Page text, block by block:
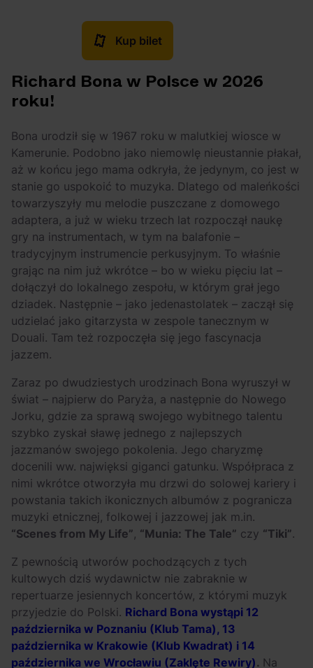
Kup bilet
Richard Bona w Polsce w 2026
roku!
Bona urodził się w 1967 roku w malutkiej wiosce w
Kamerunie. Podobno jako niemowlę nieustannie płakał,
aż w końcu jego mama odkryła, że jedynym, co jest w
stanie go uspokoić to muzyka. Dlatego od maleńkości
towarzyszyły mu melodie puszczane z domowego
adaptera, a już w wieku trzech lat rozpoczął naukę
gry na instrumentach, w tym na balafonie –
tradycyjnym instrumencie perkusyjnym. To właśnie
grając na nim już wkrótce – bo w wieku pięciu lat –
dołączył do lokalnego zespołu, w którym grał jego
dziadek. Następnie – jako jedenastolatek – zaczął się
udzielać jako gitarzysta w zespole tanecznym w
Douali. Tam też rozpoczęła się jego fascynacja
jazzem.
Zaraz po dwudziestych urodzinach Bona wyruszył w
świat – najpierw do Paryża, a następnie do Nowego
Jorku, gdzie za sprawą swojego wybitnego talentu
szybko zyskał sławę jednego z najlepszych
jazzmanów swojego pokolenia. Jego charyzmę
docenili ww. najwięksi giganci gatunku. Współpraca z
nimi wkrótce otworzyła mu drzwi do solowej kariery i
powstania takich ikonicznych albumów z pogranicza
muzyki etnicznej, folkowej i jazzowej jak m.in.
“Scenes from My Life” “Munia: The Tale” czy “Tiki”.
Z pewnością utworów pochodzących z tych
kultowych dziś wydawnictw nie zabraknie w
repertuarze jesiennych koncertów, z którymi muzyk
przyjedzie do Polski. Richard Bona wystąpi 12
października w Poznaniu (Klub Tama), 13
października w Krakowie (Klub Kwadrat) i 14
października we Wrocławiu (Zaklęte Rewiry). Na